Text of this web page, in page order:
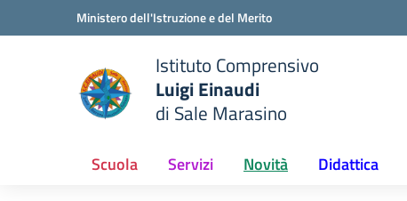
Vai ai contenuti
Vai al menu di navigazioneMinistero dell'Istruzione e del Merito
scuola
Istituto Comprensivo
Luigi Einaudi
di Sale Marasino
Scuola Servizi Novità Didattica